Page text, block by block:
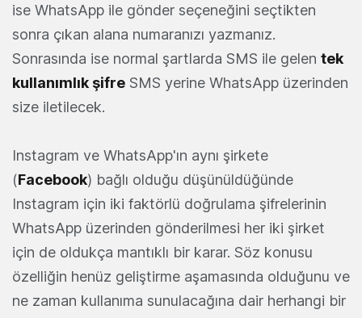
ise WhatsApp ile gönder seçeneğini seçtikten
sonra çıkan alana numaranızı yazmanız.
Sonrasında ise normal şartlarda SMS ile gelen tek
kullanımlık şifre SMS yerine WhatsApp üzerinden
size iletilecek.
Instagram ve WhatsApp'ın aynı şirkete
(Facebook) bağlı olduğu düşünüldüğünde
Instagram için iki faktörlü doğrulama şifrelerinin
WhatsApp üzerinden gönderilmesi her iki şirket
için de oldukça mantıklı bir karar. Söz konusu
özelliğin henüz geliştirme aşamasında olduğunu ve
ne zaman kullanıma sunulacağına dair herhangi bir